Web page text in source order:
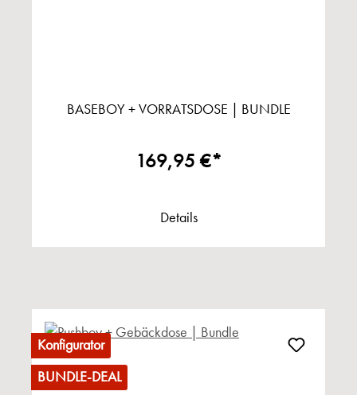
BASEBOY + VORRATSDOSE | BUNDLE
169,95 €*
Details
Konfigurator
BUNDLE-DEAL